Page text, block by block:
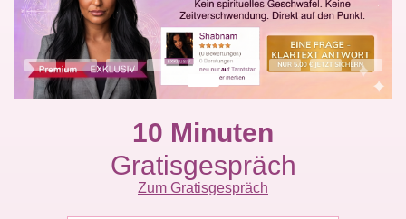
Kartenlegen Gratisgespräch
Gästebuch
10 Minuten
Gratisgespräch
Zum Gratisgespräch